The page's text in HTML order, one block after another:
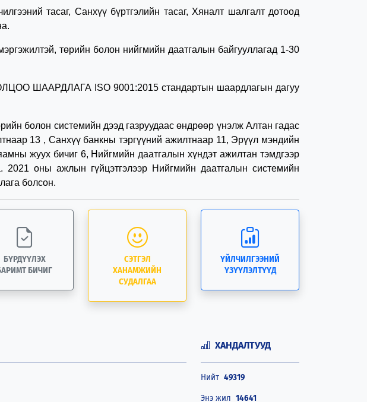
тасаг, Санхүү бүртгэлийн тасаг, Хяналт шалгалт дотоод
төрийн болон нийгмийн даатгалын байгууллагад 1-30
ШААРДЛАГА ISO 9001:2015 стандартын шаардлагын дагуу
болон системийн дээд газруудаас өндрөөр үнэлж Алтан гадас
13 , Санхүү банкны тэргүүний ажилтнаар 11, Эрүүл мэндийн
жуух бичиг 6, Нийгмийн даатгалын хүндэт ажилтан тэмдгээр
оны ажлын гүйцэтгэлээр Нийгмийн даатгалын системийн
болсон.
БҮРДҮҮЛЭХ
БИЧИГ
СЭТГЭЛ
ХАНАМЖИЙН
СУДАЛГАА
ҮЙЛЧИЛГЭЭНИЙ
ҮЗҮҮЛЭЛТҮҮД
ХАНДАЛТУУД
Нийт 49319
Энэ жил 14641